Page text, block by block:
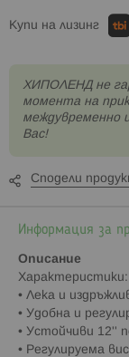
Купи на лизинг
XИПОЛЕНД не
момента на
междувременно
Вас!
Сподели
Информация за
Описание
Характеристики:
• Лека и
• Удобна и
• Устойчиви 12''
• Регулируема